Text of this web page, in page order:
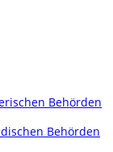
Behörden
Behörden